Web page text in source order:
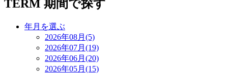
TERM 期間で探す
年月を選ぶ
2026年08月(5)
2026年07月(19)
2026年06月(20)
2026年05月(15)